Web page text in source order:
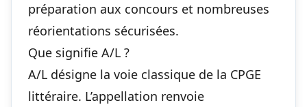
préparation aux concours et nombreuses
réorientations sécurisées.
Que signifie A/L ?
A/L désigne la voie classique de la CPGE
littéraire. L’appellation renvoie